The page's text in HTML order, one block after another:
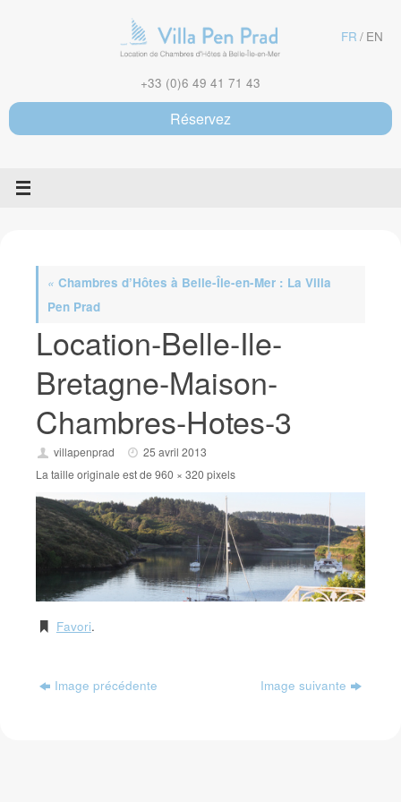
FR EN
+33 (0)6 49 41 71 43
Réservez
« Chambres d’Hôtes à Belle-Île-en-Mer : La Villa
Pen Prad
Location-Belle-Ile-
Bretagne-Maison-
Chambres-Hotes-3
villapenprad
25 avril 2013
La taille originale est de960 × 320 pixels
Favori.
Image précédente Image suivante